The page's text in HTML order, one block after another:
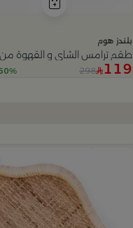
بلندز هوم
طقم ترامس الشاي و القهوة من
119
298
60%